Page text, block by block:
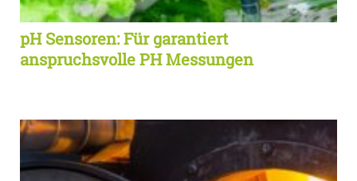
pH Sensoren: Für garantiert
anspruchsvolle PH Messungen